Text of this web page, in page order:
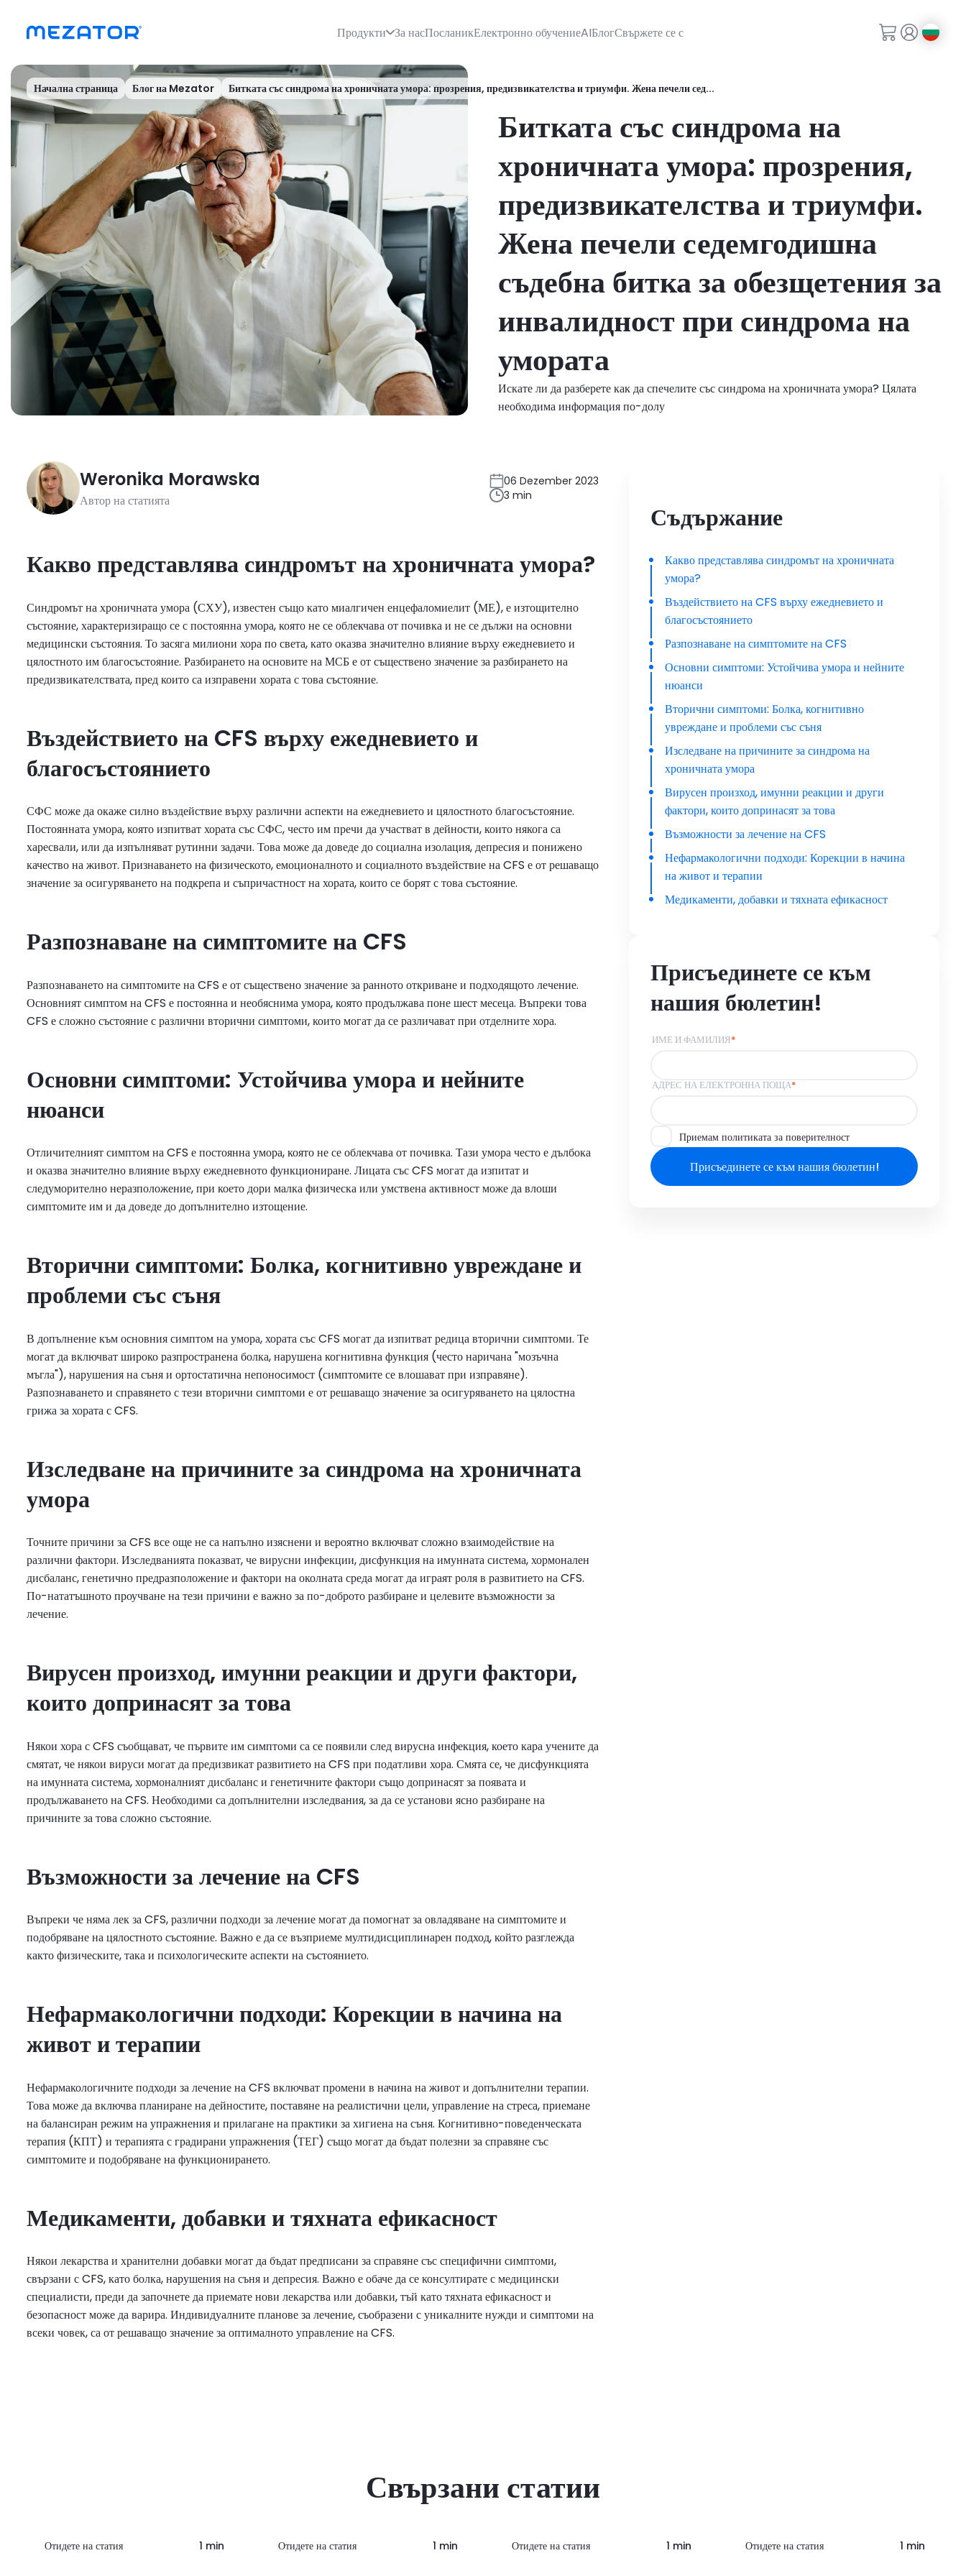
Продукти За насПосланикЕлектронно обучениеAIБлогСвържете се с
Начална страница Блог на Mezator Битката със синдрома на хроничната умора: прозрения, предизвикателства и триумфи. Жена печели сед...
Битката със синдрома на
хроничната умора: прозрения,
предизвикателства и триумфи.
Жена печели седемгодишна
съдебна битка за обезщетения за
инвалидност при синдрома на
умората
Искате ли да разберете как да спечелите със синдрома на хроничната умора? Цялата
необходима информация по-долу
Weronika Morawska
Автор на статията
06 Dezember 2023
3 min
Какво представлява синдромът на хроничната умора?
Синдромът на хроничната умора (СХУ), известен също като миалгичен енцефаломиелит (МЕ), е изтощително
състояние, характеризиращо се с постоянна умора, която не се облекчава от почивка и не се дължи на основни
медицински състояния. То засяга милиони хора по света, като оказва значително влияние върху ежедневието и
цялостното им благосъстояние. Разбирането на основите на МСБ е от съществено значение за разбирането на
предизвикателствата, пред които са изправени хората с това състояние.
Въздействието на CFS върху ежедневието и
благосъстоянието
СФС може да окаже силно въздействие върху различни аспекти на ежедневието и цялостното благосъстояние.
Постоянната умора, която изпитват хората със СФС, често им пречи да участват в дейности, които някога са
харесвали, или да изпълняват рутинни задачи. Това може да доведе до социална изолация, депресия и понижено
качество на живот. Признаването на физическото, емоционалното и социалното въздействие на CFS е от решаващо
значение за осигуряването на подкрепа и съпричастност на хората, които се борят с това състояние.
Разпознаване на симптомите на CFS
Разпознаването на симптомите на CFS е от съществено значение за ранното откриване и подходящото лечение.
Основният симптом на CFS е постоянна и необяснима умора, която продължава поне шест месеца. Въпреки това
CFS е сложно състояние с различни вторични симптоми, които могат да се различават при отделните хора.
Основни симптоми: Устойчива умора и нейните
нюанси
Отличителният симптом на CFS е постоянна умора, която не се облекчава от почивка. Тази умора често е дълбока
и оказва значително влияние върху ежедневното функциониране. Лицата със CFS могат да изпитат и
следуморително неразположение, при което дори малка физическа или умствена активност може да влоши
симптомите им и да доведе до допълнително изтощение.
Вторични симптоми: Болка, когнитивно увреждане и
проблеми със съня
В допълнение към основния симптом на умора, хората със CFS могат да изпитват редица вторични симптоми. Те
могат да включват широко разпространена болка, нарушена когнитивна функция (често наричана "мозъчна
мъгла"), нарушения на съня и ортостатична непоносимост (симптомите се влошават при изправяне).
Разпознаването и справянето с тези вторични симптоми е от решаващо значение за осигуряването на цялостна
грижа за хората с CFS.
Изследване на причините за синдрома на хроничната
умора
Точните причини за CFS все още не са напълно изяснени и вероятно включват сложно взаимодействие на
различни фактори. Изследванията показват, че вирусни инфекции, дисфункция на имунната система, хормонален
дисбаланс, генетично предразположение и фактори на околната среда могат да играят роля в развитието на CFS.
По-нататъшното проучване на тези причини е важно за по-доброто разбиране и целевите възможности за
лечение.
Вирусен произход, имунни реакции и други фактори,
които допринасят за това
Някои хора с CFS съобщават, че първите им симптоми са се появили след вирусна инфекция, което кара учените да
смятат, че някои вируси могат да предизвикат развитието на CFS при податливи хора. Смята се, че дисфункцията
на имунната система, хормоналният дисбаланс и генетичните фактори също допринасят за появата и
продължаването на CFS. Необходими са допълнителни изследвания, за да се установи ясно разбиране на
причините за това сложно състояние.
Възможности за лечение на CFS
Въпреки че няма лек за CFS, различни подходи за лечение могат да помогнат за овладяване на симптомите и
подобряване на цялостното състояние. Важно е да се възприеме мултидисциплинарен подход, който разглежда
както физическите, така и психологическите аспекти на състоянието.
Нефармакологични подходи: Корекции в начина на
живот и терапии
Нефармакологичните подходи за лечение на CFS включват промени в начина на живот и допълнителни терапии.
Това може да включва планиране на дейностите, поставяне на реалистични цели, управление на стреса, приемане
на балансиран режим на упражнения и прилагане на практики за хигиена на съня. Когнитивно-поведенческата
терапия (КПТ) и терапията с градирани упражнения (ТЕГ) също могат да бъдат полезни за справяне със
симптомите и подобряване на функционирането.
Медикаменти, добавки и тяхната ефикасност
Някои лекарства и хранителни добавки могат да бъдат предписани за справяне със специфични симптоми,
свързани с CFS, като болка, нарушения на съня и депресия. Важно е обаче да се консултирате с медицински
специалисти, преди да започнете да приемате нови лекарства или добавки, тъй като тяхната ефикасност и
безопасност може да варира. Индивидуалните планове за лечение, съобразени с уникалните нужди и симптоми на
всеки човек, са от решаващо значение за оптималното управление на CFS.
Съдържание
Какво представлява синдромът на хроничната
умора?
Въздействието на CFS върху ежедневието и
благосъстоянието
Разпознаване на симптомите на CFS
Основни симптоми: Устойчива умора и нейните
нюанси
Вторични симптоми: Болка, когнитивно
увреждане и проблеми със съня
Изследване на причините за синдрома на
хроничната умора
Вирусен произход, имунни реакции и други
фактори, които допринасят за това
Възможности за лечение на CFS
Нефармакологични подходи: Корекции в начина
на живот и терапии
Медикаменти, добавки и тяхната ефикасност
Присъединете се към
нашия бюлетин!
ИМЕ И ФАМИЛИЯ*
АДРЕС НА ЕЛЕКТРОННА ПОЩА*
Приемам политиката за поверителност
Присъединете се към нашия бюлетин!
Свързани статии
Отидете на статия 1 min Отидете на статия 1 min Отидете на статия 1 min Отидете на статия 1 min